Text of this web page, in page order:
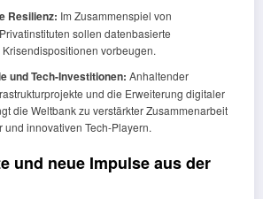
Resilienz: Im Zusammenspiel von
sollen datenbasierte
vorbeugen.
und Tech-Investitionen: Anhaltender
und die Erweiterung digitaler
die Weltbank zu verstärkter Zusammenarbeit
und innovativen Tech-Playern.
und neue Impulse aus der